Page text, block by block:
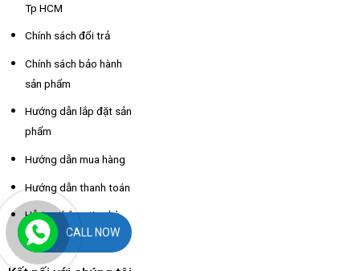
Tp HCM
Chính sách đổi trả
Chính sách bảo hành
sản phẩm
Hướng dẫn lắp đặt sản
phẩm
Hướng dẫn mua hàng
Hướng dẫn thanh toán
Hỗ trợ thông tin nhà
xe các tỉnhCALL NOW